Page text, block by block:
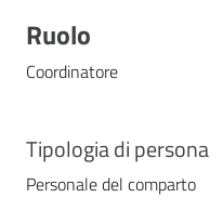
Imprese
Seguici
Ruolo
Coordinatore
Tipologia di persona
Personale del comparto